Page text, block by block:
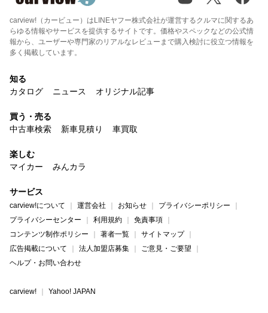
carview!（カービュー）はLINEヤフー株式会社が運営するクルマに関するあ
らゆる情報やサービスを提供するサイトです。価格やスペックなどの公式情
報から、ユーザーや専門家のリアルなレビューまで購入検討に役立つ情報を
多く掲載しています。
知る
カタログ
ニュース オリジナル記事
買う・売る
中古車検索
新車見積り 車買取
楽しむ
マイカー
みんカラ
サービス
carview!について 運営会社 お知らせ
プライバシーポリシー
プライバシーセンター
利用規約
免責事項
コンテンツ制作ポリシー
著者一覧
サイトマップ
広告掲載について
法人加盟店募集
ご意見・ご要望
ヘルプ・お問い合わせ
carview! Yahoo! JAPAN